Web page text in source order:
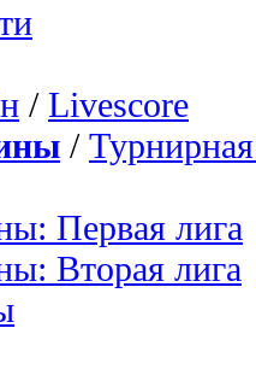
/ Livescore
/
Первая лига
Вторая лига